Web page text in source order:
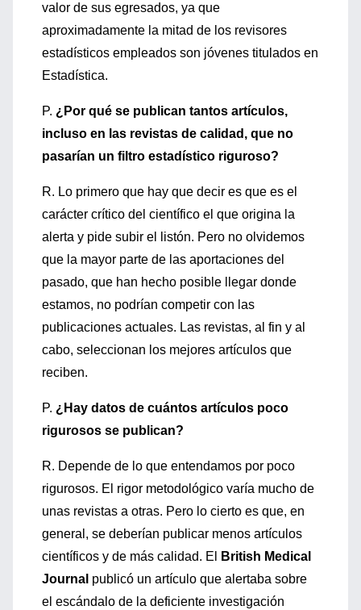
valor de sus egresados, ya que
aproximadamente la mitad de los revisores
estadísticos empleados son jóvenes titulados en
Estadística.
P. ¿Por qué se publican tantos artículos,
incluso en las revistas de calidad, que no
pasarían un filtro estadístico riguroso?
R. Lo primero que hay que decir es que es el
carácter crítico del científico el que origina la
alerta y pide subir el listón. Pero no olvidemos
que la mayor parte de las aportaciones del
pasado, que han hecho posible llegar donde
estamos, no podrían competir con las
publicaciones actuales. Las revistas, al fin y al
cabo, seleccionan los mejores artículos que
reciben.
P. ¿Hay datos de cuántos artículos poco
rigurosos se publican?
R. Depende de lo que entendamos por poco
rigurosos. El rigor metodológico varía mucho de
unas revistas a otras. Pero lo cierto es que, en
general, se deberían publicar menos artículos
científicos y de más calidad. El
British Medical
Journal publicó un artículo que alertaba sobre
el escándalo de la deficiente investigación